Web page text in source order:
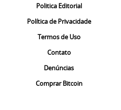
Politica Editorial
Política de Privacidade
Termos de Uso
Contato
Denúncias
Comprar Bitcoin